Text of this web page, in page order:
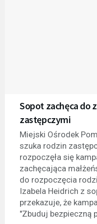
Sopot zachęca do
zastępczymi
Miejski Ośrodek
szuka rodzin
rozpoczęła się
zachęcająca
do rozpoczęcia
Izabela Heidrich z
przekazuje, że
"Zbuduj bezpieczną